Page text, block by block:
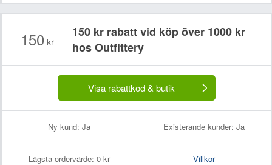
150 kr
150 kr rabatt vid köp över 1000 kr
hos Outfittery
Visa rabattkod & butik
Ny kund: Ja Existerande kunder: Ja
Lägsta ordervärde: 0 kr Villkor